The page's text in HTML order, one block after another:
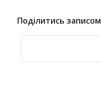
Поділитись записом